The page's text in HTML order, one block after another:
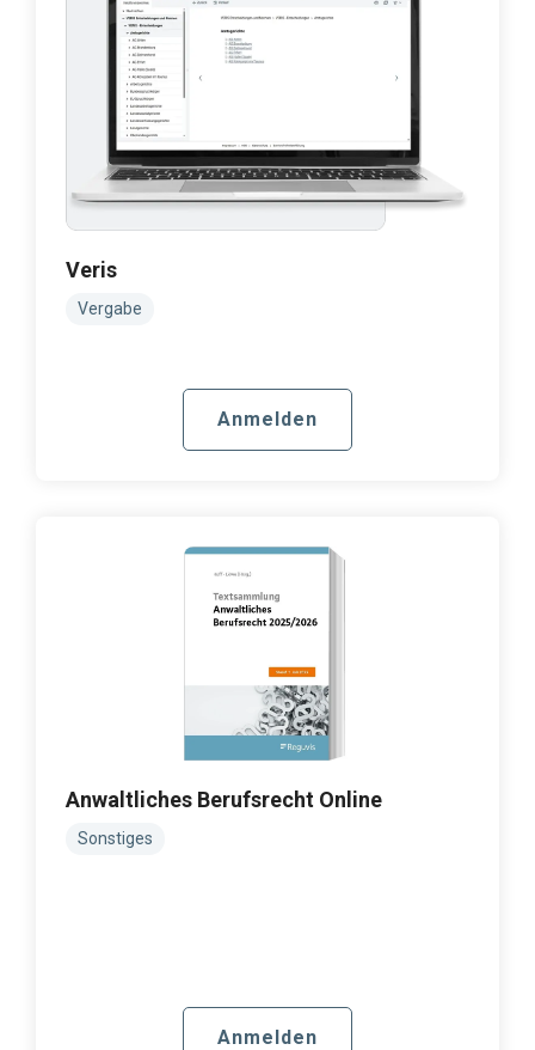
Veris
Vergabe
Anmelden
Anwaltliches Berufsrecht Online
Sonstiges
Anmelden